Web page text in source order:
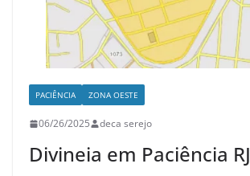
PACIÊNCIA ZONA OESTE
06/26/2025 deca serejo
Divineia em Paciência RJ